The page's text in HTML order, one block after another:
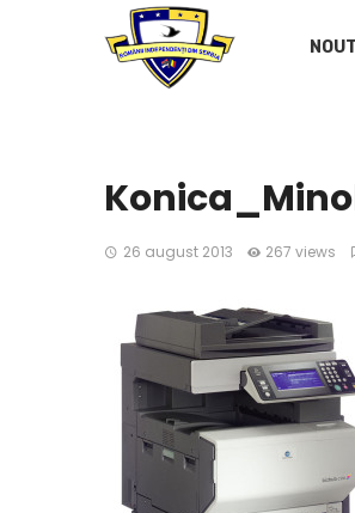
26 august 2013 267 views